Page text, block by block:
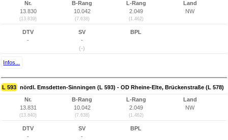
Nr.
13.830
(13.839)
B-Rang
10.042
(7.638)
L-Rang
2.049
(1.462)
Land
NW
DTV
-
SV
-
(-)
BPL
Infos...
L 593 nördl. Emsdetten-Sinningen (L 593) - OD Rheine-Elte, Brückenstraße (L 578)
Nr.
13.831
(13.840)
B-Rang
10.042
(7.638)
L-Rang
2.049
(1.462)
Land
NW
DTV
-
SV
-
BPL